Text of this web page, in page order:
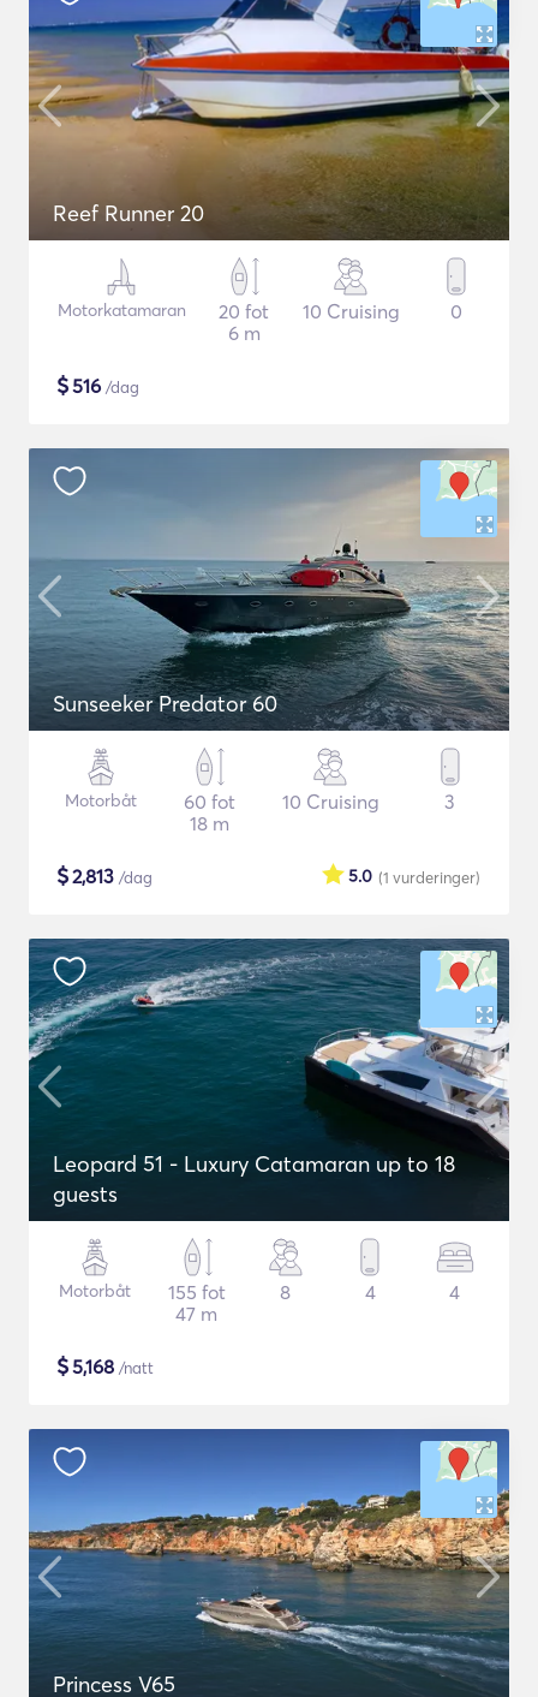
Reef Runner 20
Motorkatamaran
20 fot
6 m
10 Cruising 0
$516 /dag
Sunseeker Predator 60
Motorbåt
60 fot
18 m
10 Cruising 3
$2,813 /dag (1 vurderinger)
5.0
Leopard 51 - Luxury Catamaran up to 18
guests
Motorbåt
155 fot
47 m
8 4 4
$5,168 /natt
Princess V65